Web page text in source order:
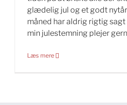
glædelig jul og et godt
måned har aldrig rigtig
min julestemning plejer
Læs mere